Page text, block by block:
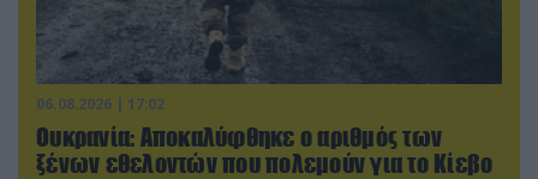
06.08.2026 | 17:02
Ουκρανία: Αποκαλύφθηκε ο αριθμός των
ξένων εθελοντών που πολεμούν για το Κίεβο